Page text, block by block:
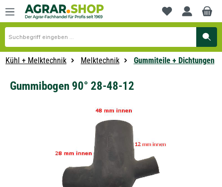
springen
Du hast 0
Kühl + Melktechnik Melktechnik Gummiteile + Dichtungen
Gummibogen 90° 28-48-12